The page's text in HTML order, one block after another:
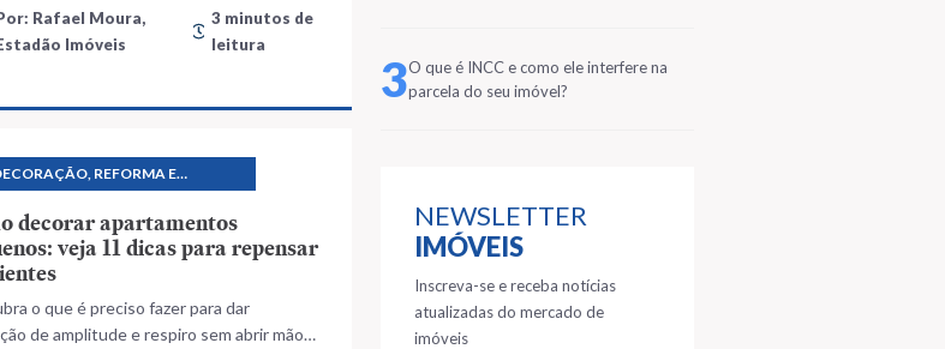
3O que é INCC e como ele interfere na
parcela do seu imóvel?
NEWSLETTER
IMÓVEIS
Inscreva-se e receba notícias
atualizadas do mercado de
imóveis
Rafael Moura,
Imóveis
3 minutos de
leitura
REFORMA E
decorar apartamentos
veja 11 dicas para repensar
o que é preciso fazer para dar
de amplitude e respiro sem abrir mão